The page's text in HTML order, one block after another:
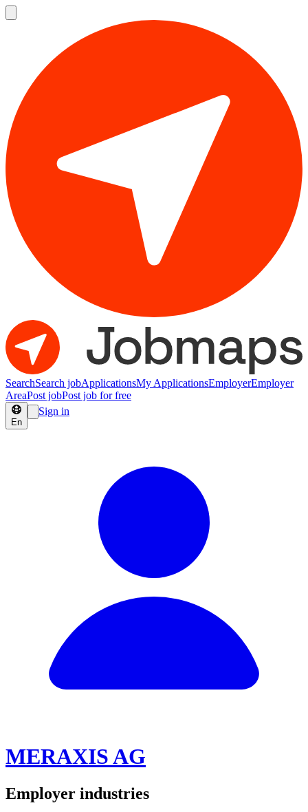
SearchSearch jobApplicationsMy ApplicationsEmployerEmployer
AreaPost jobPost job for free
En
Sign in
MERAXIS AG
Employer industries